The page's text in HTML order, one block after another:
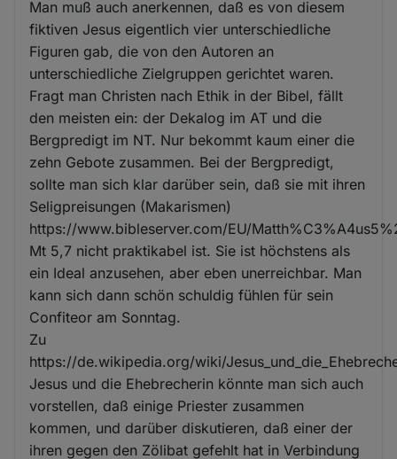
Man muß auch anerkennen, daß es von diesem
fiktiven Jesus eigentlich vier unterschiedliche
Figuren gab, die von den Autoren an
unterschiedliche Zielgruppen gerichtet waren.
Fragt man Christen nach Ethik in der Bibel, fällt
den meisten ein: der Dekalog im AT und die
Bergpredigt im NT. Nur bekommt kaum einer die
zehn Gebote zusammen. Bei der Bergpredigt,
sollte man sich klar darüber sein, daß sie mit ihren
Seligpreisungen (Makarismen)
https://www.bibleserver.com/EU/
Mt 5,7 nicht praktikabel ist. Sie ist höchstens als
ein Ideal anzusehen, aber eben unerreichbar. Man
kann sich dann schön schuldig fühlen für sein
Confiteor am Sonntag.
Zu
https://de.wikipedia.org/wiki/
Jesus und die Ehebrecherin könnte man sich auch
vorstellen, daß einige Priester zusammen
kommen, und darüber diskutieren, daß einer der
ihren gegen den Zölibat gefehlt hat in Verbindung